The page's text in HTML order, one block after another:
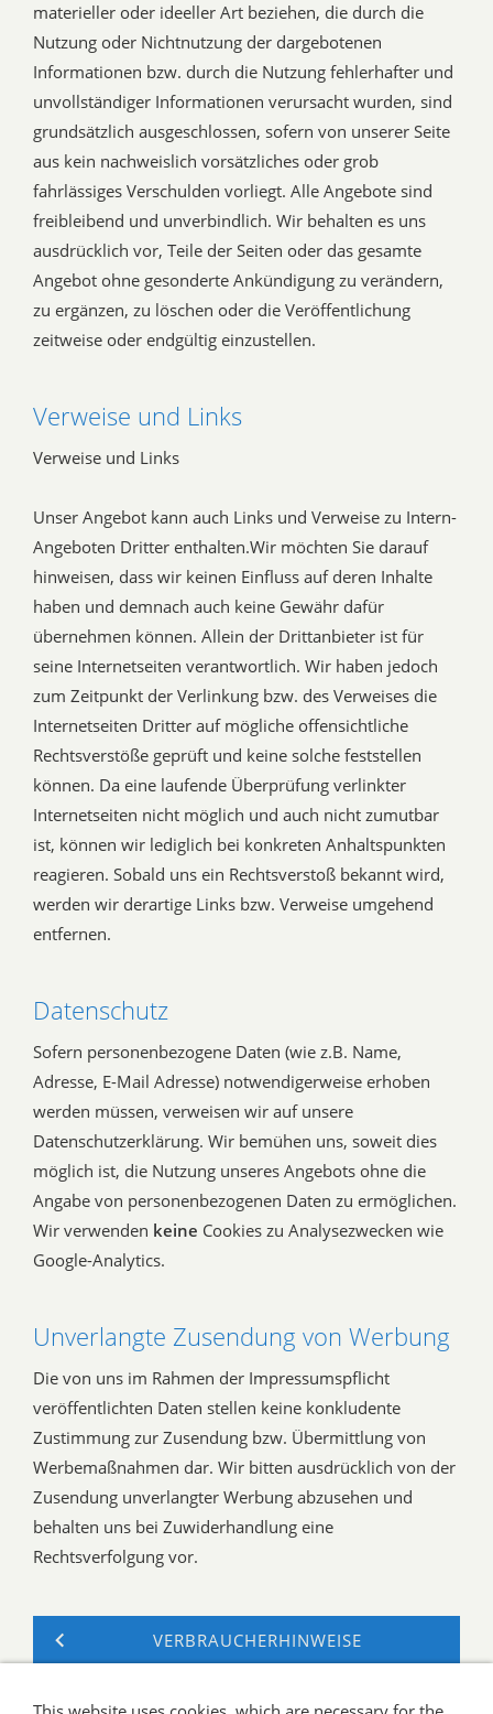
materieller oder ideeller Art beziehen, die durch die
Nutzung oder Nichtnutzung der dargebotenen
Informationen bzw. durch die Nutzung fehlerhafter und
unvollständiger Informationen verursacht wurden, sind
grundsätzlich ausgeschlossen, sofern von unserer Seite
aus kein nachweislich vorsätzliches oder grob
fahrlässiges Verschulden vorliegt. Alle Angebote sind
freibleibend und unverbindlich. Wir behalten es uns
ausdrücklich vor, Teile der Seiten oder das gesamte
Angebot ohne gesonderte Ankündigung zu verändern,
zu ergänzen, zu löschen oder die Veröffentlichung
zeitweise oder endgültig einzustellen.
Verweise und Links
Verweise und Links
Unser Angebot kann auch Links und Verweise zu Intern-
Angeboten Dritter enthalten.Wir möchten Sie darauf
hinweisen, dass wir keinen Einfluss auf deren Inhalte
haben und demnach auch keine Gewähr dafür
übernehmen können. Allein der Drittanbieter ist für
seine Internetseiten verantwortlich. Wir haben jedoch
zum Zeitpunkt der Verlinkung bzw. des Verweises die
Internetseiten Dritter auf mögliche offensichtliche
Rechtsverstöße geprüft und keine solche feststellen
können. Da eine laufende Überprüfung verlinkter
Internetseiten nicht möglich und auch nicht zumutbar
ist, können wir lediglich bei konkreten Anhaltspunkten
reagieren. Sobald uns ein Rechtsverstoß bekannt wird,
werden wir derartige Links bzw. Verweise umgehend
entfernen.
Datenschutz
Sofern personenbezogene Daten (wie z.B. Name,
Adresse, E-Mail Adresse) notwendigerweise erhoben
werden müssen, verweisen wir auf unsere
Datenschutzerklärung. Wir bemühen uns, soweit dies
möglich ist, die Nutzung unseres Angebots ohne die
Angabe von personenbezogenen Daten zu ermöglichen.
Wir verwenden keine Cookies zu Analysezwecken wie
Google-Analytics.
Unverlangte Zusendung von Werbung
Die von uns im Rahmen der Impressumspflicht
veröffentlichten Daten stellen keine konkludente
Zustimmung zur Zusendung bzw. Übermittlung von
Werbemaßnahmen dar. Wir bitten ausdrücklich von der
Zusendung unverlangter Werbung abzusehen und
behalten uns bei Zuwiderhandlung eine
Rechtsverfolgung vor.
VERBRAUCHERHINWEISE
CONTACT US